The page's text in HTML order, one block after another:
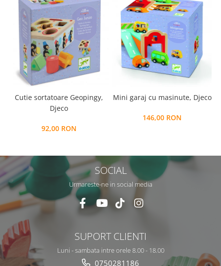
Cutie sortatoare Geopingy,
Djeco
92,00 RON
Mini garaj cu masinute, Djeco
146,00 RON
SOCIAL
Urmareste-ne in social media
SUPORT CLIENTI
Luni - sambata intre orele 8.00 - 18.00
0750281186